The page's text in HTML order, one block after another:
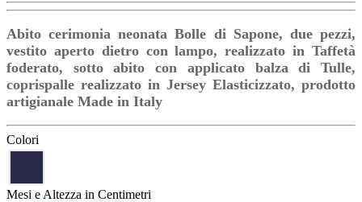
Abito cerimonia neonata Bolle di Sapone, due pezzi,
vestito aperto dietro con lampo, realizzato in Taffetà
foderato, sotto abito con applicato balza di Tulle,
coprispalle realizzato in Jersey Elasticizzato, prodotto
artigianale Made in Italy
Colori
Mesi e Altezza in Centimetri